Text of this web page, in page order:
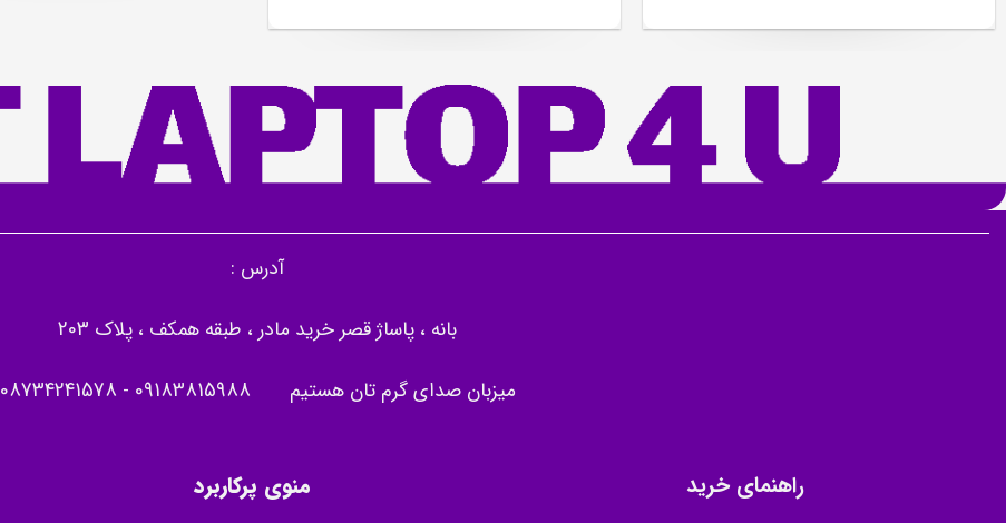
آدرس :
بانه ، پاساژ قصر خرید مادر ، طبقه همکف ، پلاک 203
میزبان صدای گرم تان هستیم 09183815988
-
08734241578
راهنمای خرید منوی پرکاربرد